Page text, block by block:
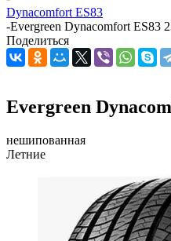
Dynacomfort ES83
-Evergreen Dynacomfort ES83
Поделиться
Evergreen
нешипованная
Летние